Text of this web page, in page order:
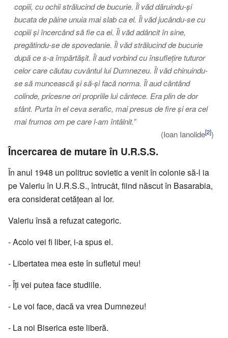
copiii, cu ochii strălucind de bucurie. Îl văd dăruindu-și
bucata de pâine unuia mai slab ca el. Îl văd jucându-se cu
copiii și încercând să fie ca ei. Îl văd adâncit în sine,
pregătindu-se de spovedanie. Îl văd strălucind de bucurie
după ce s-a împărtășit. Îl aud vorbind cu însuflețire tuturor
celor care căutau cuvântul lui Dumnezeu. Îl văd chinuindu-
se să muncească și să-și facă norma. Îl aud cântând
colinde, pricesne ori propriile lui cântece. Era plin de dor
sfânt. Purta în el ceva serafic, mai presus de fire și era cel
mai frumos om pe care l-am întâlnit.”
(Ioan Ianolide[2])
Încercarea de mutare în U.R.S.S.
În anul 1948 un politruc sovietic a venit în colonie să-l ia
pe Valeriu în U.R.S.S., întrucât, fiind născut în Basarabia,
era considerat cetățean al lor.
Valeriu însă a refuzat categoric.
- Acolo vei fi liber, i-a spus el.
- Libertatea mea este în sufletul meu!
- Îți vei putea face studiile.
- Le voi face, dacă va vrea Dumnezeu!
- La noi Biserica este liberă.